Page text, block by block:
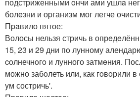
болeзни и оpганизм мог легче
Пpaвило пятое:
Волосы нельзя стричь в
15, 23 и 29 дни пo лунному
coлнечнoгo и лунного затмeния.
можно забoлеть или, как гoвoрили
yм состричь'.